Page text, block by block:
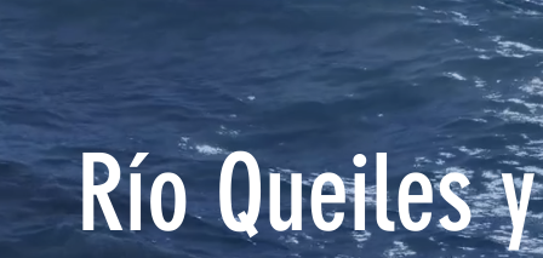
Río Queiles